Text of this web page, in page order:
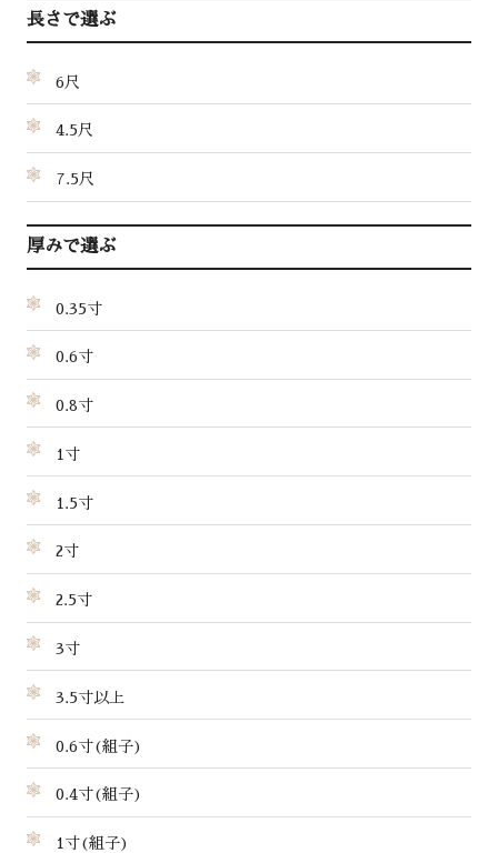
長さで選ぶ
6尺
4.5尺
7.5尺
厚みで選ぶ
0.35寸
0.6寸
0.8寸
1寸
1.5寸
2寸
2.5寸
3寸
3.5寸以上
0.6寸(組子)
0.4寸(組子)
1寸(組子)